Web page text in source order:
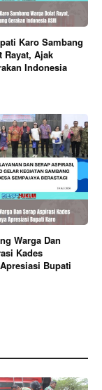
Karo Sambang
Rayat, Ajak
Indonesia
Warga Dan
Kades
Bupati